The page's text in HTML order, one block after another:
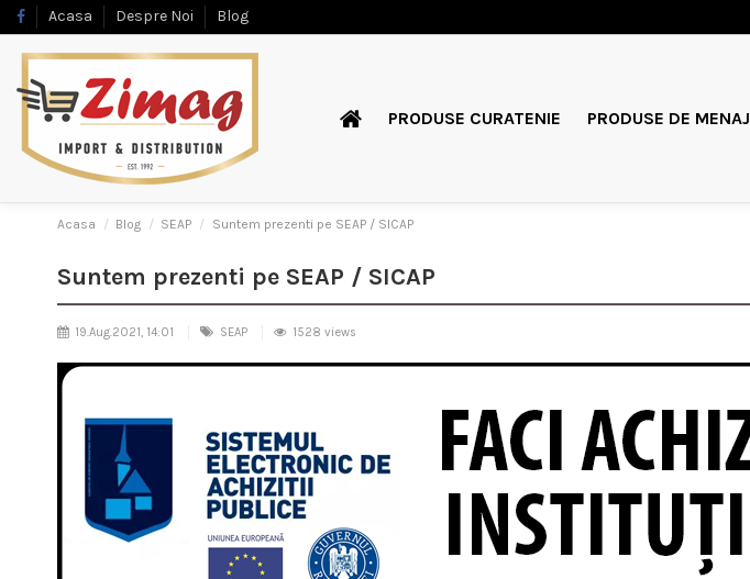
Acasa Despre Noi Blog
PRODUSE CURATENIE PRODUSE DE MENAJ
Acasa Blog SEAP Suntem prezenti pe SEAP / SICAP
Suntem prezenti pe SEAP / SICAP
19.Aug.2021, 14:01 SEAP 1528 views